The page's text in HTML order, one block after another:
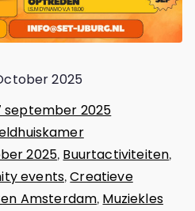
2025
september 2025
2025, Buurtactiviteiten,
events,Creatieve
Amsterdam, Muziekles